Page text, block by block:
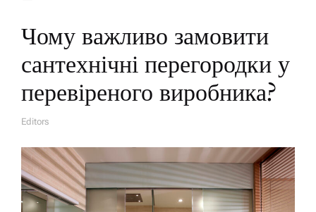
Чому важливо замовити
сантехнічні перегородки у
перевіреного виробника?
A
H
O
R
Editors